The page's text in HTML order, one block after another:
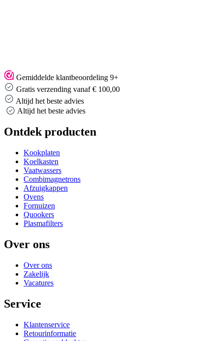
Gemiddelde klantbeoordeling 9+
Gratis verzending vanaf € 100,00
Altijd het beste advies
Altijd het beste advies
Ontdek producten
Kookplaten
Koelkasten
Vaatwassers
Combimagnetrons
Afzuigkappen
Ovens
Fornuizen
Quookers
Plasmafilters
Over ons
Over ons
Zakelijk
Vacatures
Service
Klantenservice
Retourinformatie